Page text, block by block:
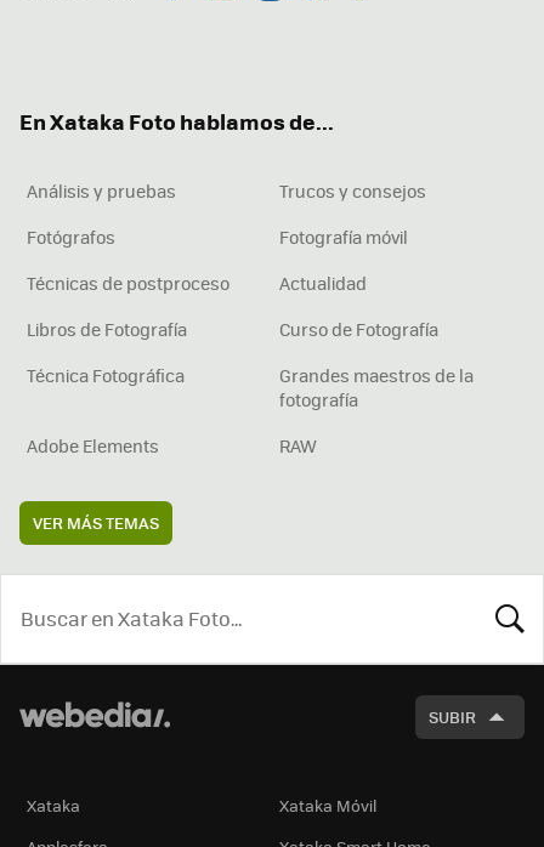
En Xataka Foto hablamos de...
Análisis y pruebas
Trucos y consejos
Fotógrafos
Fotografía móvil
Técnicas de postproceso
Actualidad
Libros de Fotografía
Curso de Fotografía
Técnica Fotográfica
Grandes maestros de la
fotografía
Adobe Elements
RAW
VER MÁS TEMAS
SUBIR
Xataka
Xataka Móvil